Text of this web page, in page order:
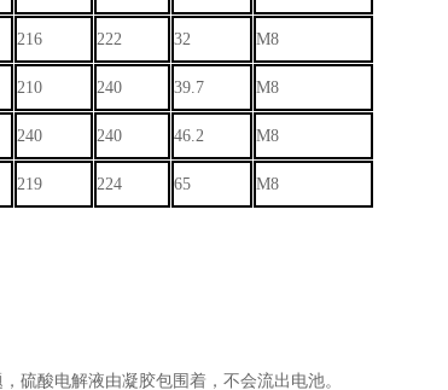
216 222 32 M8
210 240 39.7 M8
240 240 46.2 M8
219 224 65 M8
硫酸电解液由凝胶包围着，不会流出电池。